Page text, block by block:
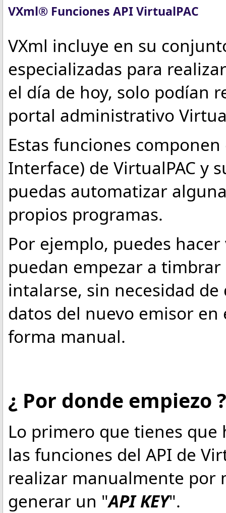
VXml® Funciones API VirtualPAC
VXml incluye en su
especializadas para
el día de hoy, solo podían
portal administrativo
Estas funciones
Interface) de VirtualPAC y
puedas automatizar
propios programas.
Por ejemplo, puedes
puedan empezar a
intalarse, sin necesidad
datos del nuevo emisor
forma manual.
¿ Por donde empiezo ?
Lo primero que tienes
las funciones del API de
realizar manualmente por
generar un "API KEY".